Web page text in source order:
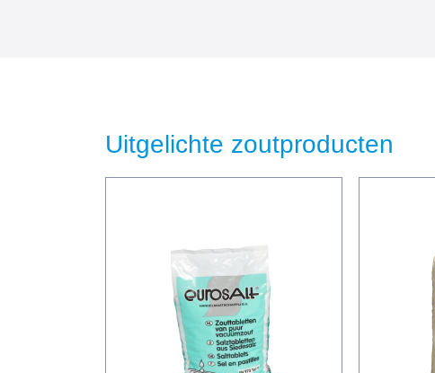
Uitgelichte zoutproducten